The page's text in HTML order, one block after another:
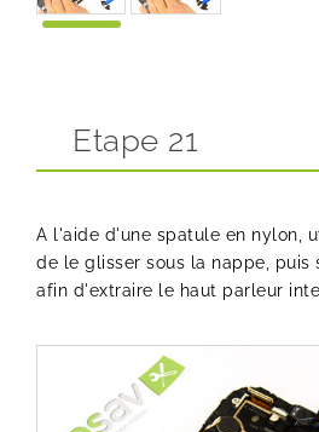
Etape 21
A l'aide d'une spatule en nylon,
de le glisser sous la nappe, puis
afin d'extraire le haut parleur